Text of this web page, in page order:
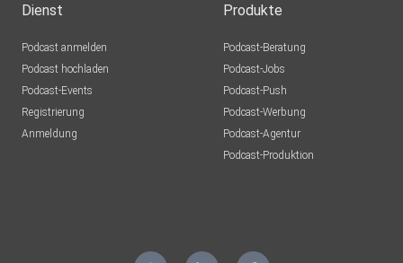
Dienst
Podcast anmelden
Podcast hochladen
Podcast-Events
Registrierung
Anmeldung
Produkte
Podcast-Beratung
Podcast-Jobs
Podcast-Push
Podcast-Werbung
Podcast-Agentur
Podcast-Produktion